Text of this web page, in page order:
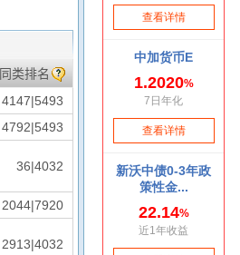
同类排名
4147|5493
4792|5493
36|4032
2044|7920
2913|4032